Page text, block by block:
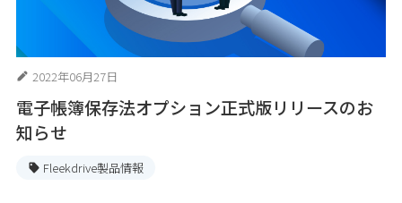
2022年06月27日
電子帳簿保存法オプション正式版リリースのお
知らせ
Fleekdrive製品情報